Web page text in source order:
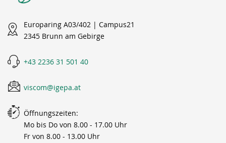
Europaring A03/402 | Campus21
2345 Brunn am Gebirge
+43 2236 31 501 40
viscom@igepa.at
Öffnungszeiten:
Mo bis Do von 8.00 - 17.00 Uhr
Fr von 8.00 - 13.00 Uhr